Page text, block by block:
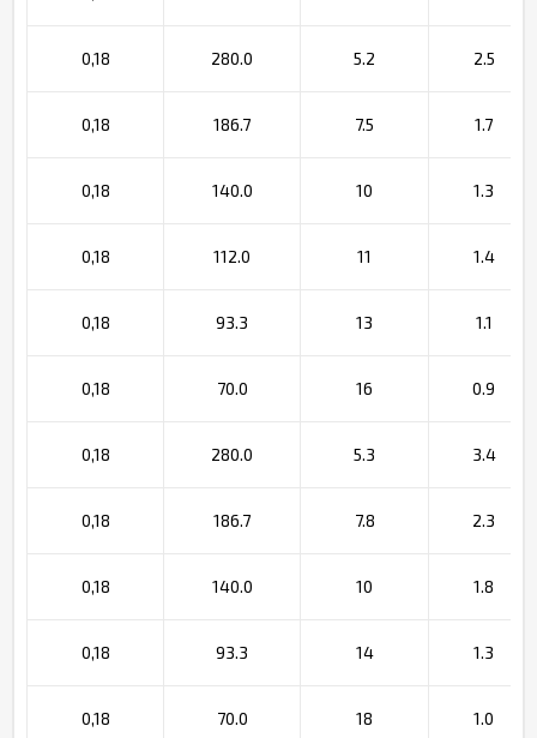
0,18 280.0 5.2 2.5
0,18 186.7 7.5 1.7
0,18 140.0 10 1.3
0,18 112.0 11 1.4
0,18 93.3 13 1.1
0,18 70.0 16 0.9
0,18 280.0 5.3 3.4
0,18 186.7 7.8 2.3
0,18 140.0 10 1.8
0,18 93.3 14 1.3
0,18 70.0 18 1.0